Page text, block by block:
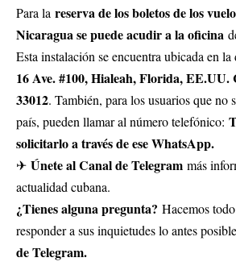
Para la reserva de los boletos de los
Nicaragua se puede acudir a la oficina
Esta instalación se encuentra ubicada en
16 Ave. #100, Hialeah, Florida, EE.UU.
33012. También, para los usuarios que no
país, pueden llamar al número telefónico:
solicitarlo a través de ese WhatsApp.
✈ Únete al Canal de Telegram más
actualidad cubana.
¿Tienes alguna pregunta? Hacemos
responder a sus inquietudes lo antes
de Telegram.